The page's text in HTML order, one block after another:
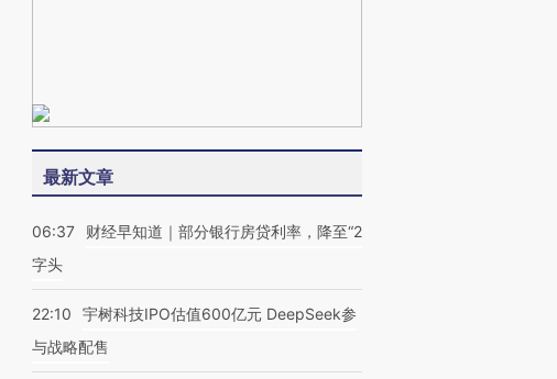
最新文章
06:37
财经早知道｜部分银行房贷利率，降至“2
字头
22:10
宇树科技IPO估值600亿元 DeepSeek参
与战略配售